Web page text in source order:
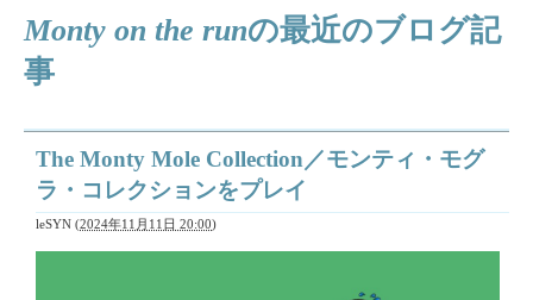
Monty on the runの最近のブログ記
事
The Monty Mole Collection／モンティ・モグ
ラ・コレクションをプレイ
leSYN (2024年11月11日 20:00)